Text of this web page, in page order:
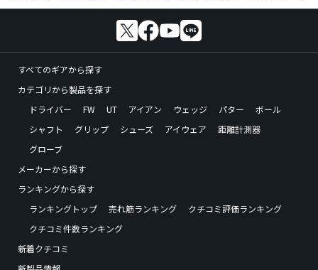
すべてのギアから探す
カテゴリから製品を探す
ドライバー
FW UT アイアン ウェッジ パター
ボール
シャフト
グリップ シューズ アイウェア
距離計測器
グローブ
メーカーから探す
ランキングから探す
ランキングトップ
売れ筋ランキング
クチコミ評価ランキング
クチコミ件数ランキング
新着クチコミ